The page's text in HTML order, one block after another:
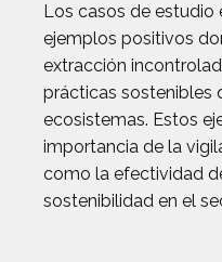
Los casos de estudio
ejemplos positivos
extracción
prácticas sostenibles
ecosistemas. Estos
importancia de la
como la efectividad
sostenibilidad en el